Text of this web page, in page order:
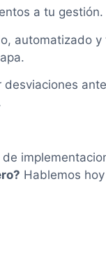
a tu gestión.
automatizado
Hablemos